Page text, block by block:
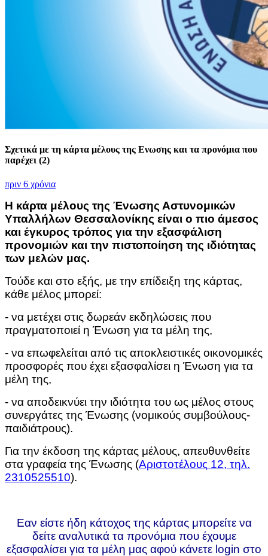
Σχετικά με τη κάρτα μέλους της Ενωσης και τα προνόμια που
παρέχει (2)
πριν 6 χρόνια
Η κάρτα μέλους της Ένωσης Αστυνομικών
Υπαλλήλων Θεσσαλονίκης είναι ο πιο άμεσος
και έγκυρος τρόπος για την εξασφάλιση
προνομιών και την πιστοποίηση της ιδιότητας
των μελών μας.
Τούδε και στο εξής, με την επίδειξη της κάρτας,
κάθε μέλος μπορεί:
- να μετέχει στις δωρεάν εκδηλώσεις που
πραγματοποιεί η Ένωση για τα μέλη της,
- να επωφελείται από τις αποκλειστικές οικονομικές
προσφορές που έχει εξασφαλίσει η Ένωση για τα
μέλη της,
- να αποδεικνύει την ιδιότητα του ως μέλος στους
συνεργάτες της Ένωσης (νομικούς συμβούλους-
παιδιάτρους).
Για την έκδοση της κάρτας μέλους, απευθυνθείτε
στα γραφεία της Ένωσης (Αριστοτέλους 12, τηλ.
2310525510).
Εαν είστε ήδη κάτοχος της κάρτας μπορείτε να
δείτε αναλυτικά τα προνόμια που έχουμε
εξασφαλίσει για τα μέλη μας αφού κάνετε login στο